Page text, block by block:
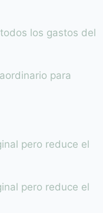
los gastos del
para
pero reduce el
pero reduce el